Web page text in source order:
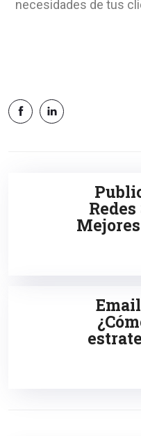
necesidades de tus